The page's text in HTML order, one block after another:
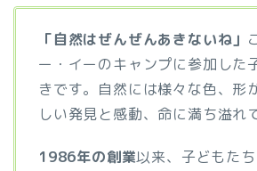
「自然はぜんぜんあきないね」
ー・イーのキャンプに参加した
きです。自然には様々な色、形
しい発見と感動、命に満ち溢れ
1986年の創業以来、子どもた